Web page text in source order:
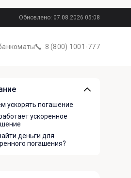
Обновлено: 07.08.2026 05:08
8 (800) 1001-777
ускорять погашение
ускоренное
деньги для
погашения?